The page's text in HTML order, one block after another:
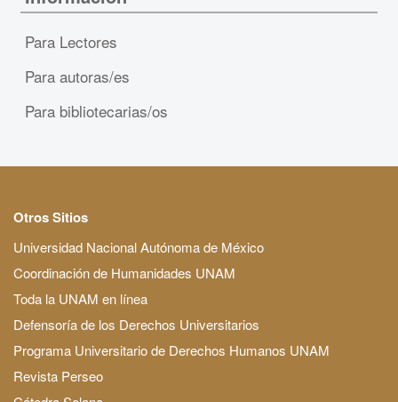
Para Lectores
Para autoras/es
Para bibliotecarias/os
Otros Sitios
Universidad Nacional Autónoma de México
Coordinación de Humanidades UNAM
Toda la UNAM en línea
Defensoría de los Derechos Universitarios
Programa Universitario de Derechos Humanos UNAM
Revista Perseo